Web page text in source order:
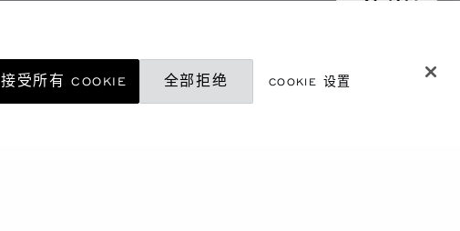
COOKIE 设置
全部拒绝
接受所有 COOKIE